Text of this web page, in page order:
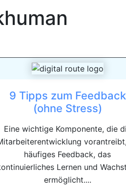
9 Tipps zum Feedback
(ohne Stress)
Eine wichtige Komponente, die
häufiges Feedback, das
Lernen und
ermöglicht....